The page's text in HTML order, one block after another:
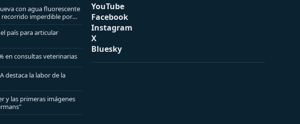
con agua fluorescente
recorrido imperdible por
país para articular
en consultas veterinarias
destaca la labor de la
y las primeras imágenes
YouTube
Facebook
Instagram
X
Bluesky